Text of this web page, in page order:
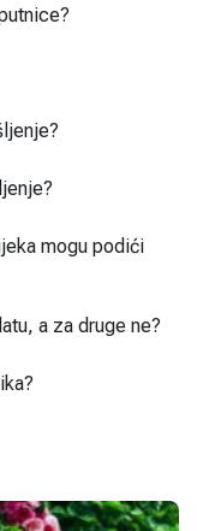
mogu podići
a za druge ne?